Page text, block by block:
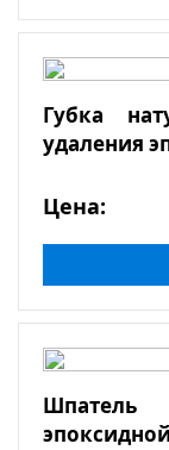
Губка
удаления
Цена:
Шпатель